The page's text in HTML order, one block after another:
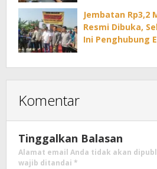
Jembatan Rp3,2
Resmi Dibuka,
Ini Penghubung
Komentar
Tinggalkan Balasan
Alamat email Anda tidak akan
wajib ditandai *